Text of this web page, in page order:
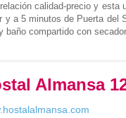
calidad-precio y esta
y a 5 minutos de Puerta del
baño compartido con
Almansa